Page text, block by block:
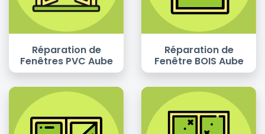
Réparation de
Fenêtres PVC Aube
Réparation de
Fenêtre BOIS Aube